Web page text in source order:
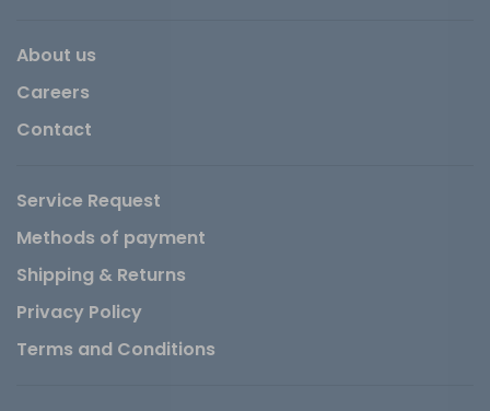
About us
Careers
Contact
Service Request
Methods of payment
Shipping & Returns
Privacy Policy
Terms and Conditions